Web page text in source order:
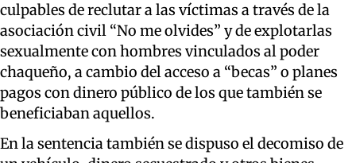
culpables de reclutar a las víctimas a través de la
asociación civil “No me olvides” y de explotarlas
sexualmente con hombres vinculados al poder
chaqueño, a cambio del acceso a “becas” o planes
pagos con dinero público de los que también se
beneficiaban aquellos.
En la sentencia también se dispuso el decomiso de